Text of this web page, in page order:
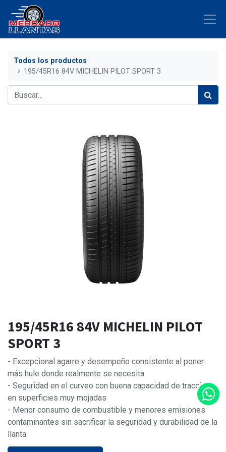
Todos los productos
195/45R16 84V MICHELIN PILOT SPORT 3
195/45R16 84V MICHELIN PILOT
SPORT 3
- Excepcional agarre y desempeño consistente al poner
más hule donde realmente se necesita
- Seguridad en el curveo con buena capacidad de tracción
en superficies muy mojadas
- Menor consumo de combustible y menores emisiones
contaminantes sin sacrificar la seguridad y durabilidad de la
llanta